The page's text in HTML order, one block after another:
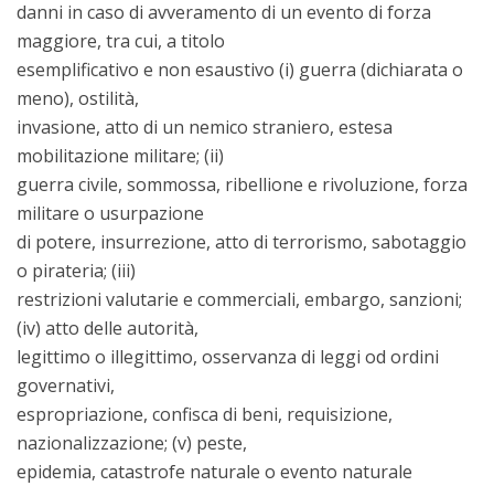
danni in caso di avveramento di un evento di forza
maggiore, tra cui, a titolo
esemplificativo e non esaustivo (i) guerra (dichiarata o
meno), ostilità,
invasione, atto di un nemico straniero, estesa
mobilitazione militare; (ii)
guerra civile, sommossa, ribellione e rivoluzione, forza
militare o usurpazione
di potere, insurrezione, atto di terrorismo, sabotaggio
o pirateria; (iii)
restrizioni valutarie e commerciali, embargo, sanzioni;
(iv) atto delle autorità,
legittimo o illegittimo, osservanza di leggi od ordini
governativi,
espropriazione, confisca di beni, requisizione,
nazionalizzazione; (v) peste,
epidemia, catastrofe naturale o evento naturale